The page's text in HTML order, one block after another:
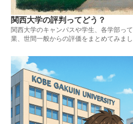
関西大学の評判ってどう？
関西大学のキャンパスや学生、各学部っ
業、世間一般からの評価をまとめてみまし